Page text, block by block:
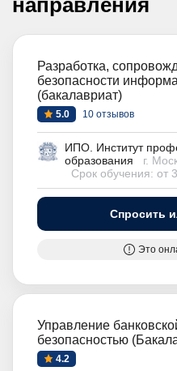
направления
Разработка,
безопасности
(бакалавриат)
5.0 10 отзывов
ИПО. Институт
образования
г.
Срок обучения: от
Спросить
Это
Управление
безопасностью
4.2